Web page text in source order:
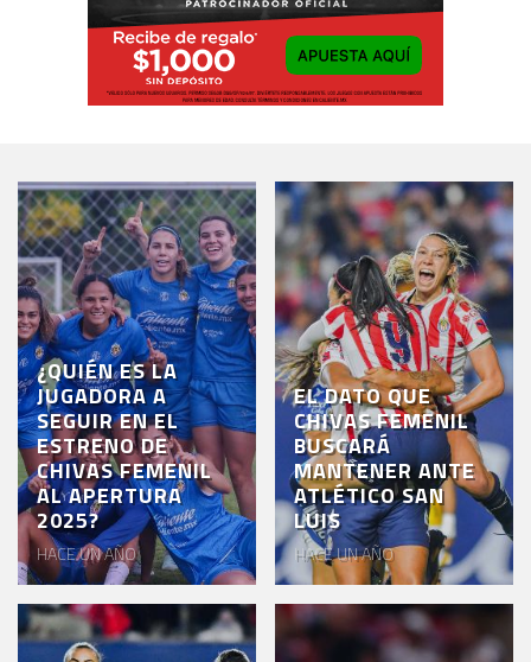
¿QUIÉN ES LA
JUGADORA A
SEGUIR EN EL
ESTRENO DE
CHIVAS FEMENIL
AL APERTURA
2025?
HACE UN AÑO
EL DATO QUE
CHIVAS FEMENIL
BUSCARÁ
MANTENER ANTE
ATLÉTICO SAN
LUIS
HACE UN AÑO